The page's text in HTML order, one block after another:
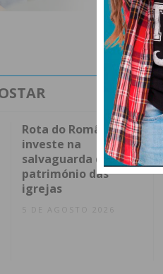
Rota do Românico
investe na
salvaguarda do
património das
igrejas
5 DE AGOSTO 2026